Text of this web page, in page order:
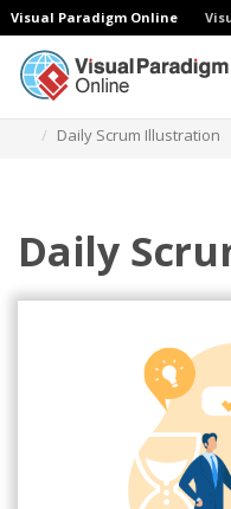
Visual Paradigm Online
Daily Scrum Illustration
Daily